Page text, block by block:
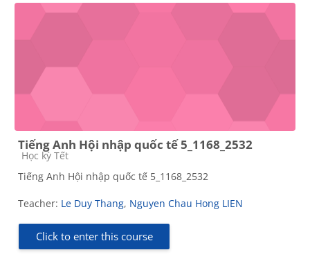
Tiếng Anh Hội nhập quốc tế 5_1168_2532
Course category
Học kỳ Tết
Tiếng Anh Hội nhập quốc tế 5_1168_2532
Teacher: Le Duy Thang, Nguyen Chau Hong LIEN
Click to enter this course